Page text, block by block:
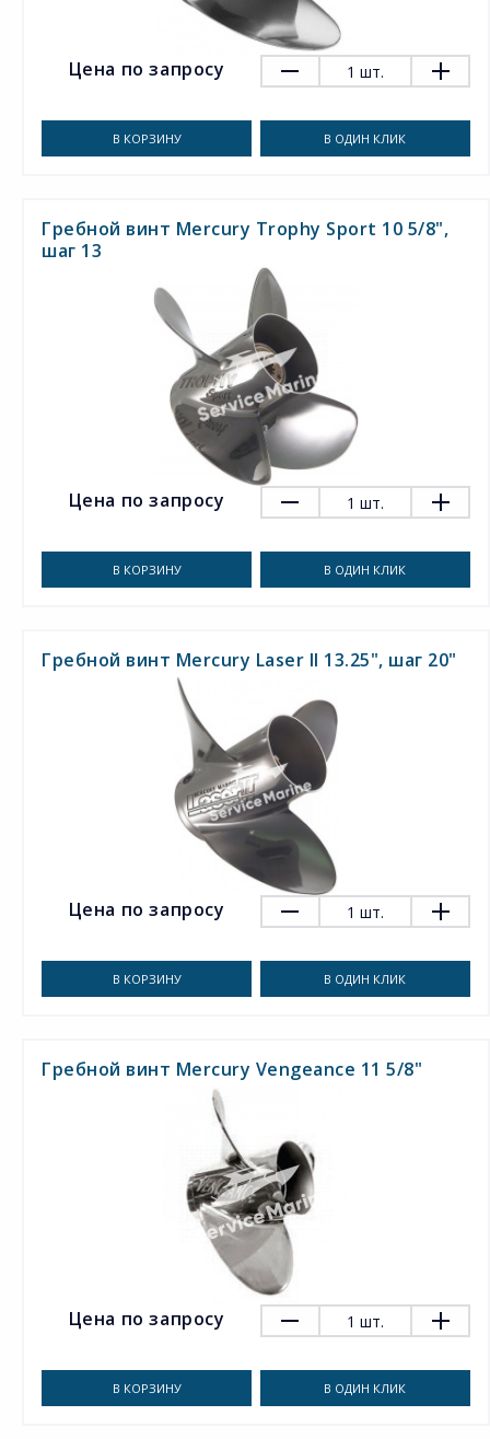
Цена по запросу 1 шт.
В КОРЗИНУ В ОДИН КЛИК
Гребной винт Mercury Trophy Sport 10 5/8",
шаг 13
Цена по запросу 1 шт.
В КОРЗИНУ В ОДИН КЛИК
Гребной винт Mercury Laser II 13.25", шаг 20"
Цена по запросу 1 шт.
В КОРЗИНУ В ОДИН КЛИК
Гребной винт Mercury Vengeance 11 5/8"
Цена по запросу 1 шт.
В КОРЗИНУ В ОДИН КЛИК